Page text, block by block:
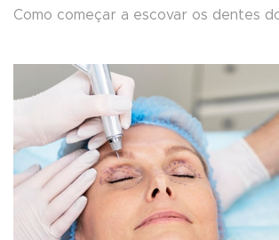
Como começar a escovar os dentes